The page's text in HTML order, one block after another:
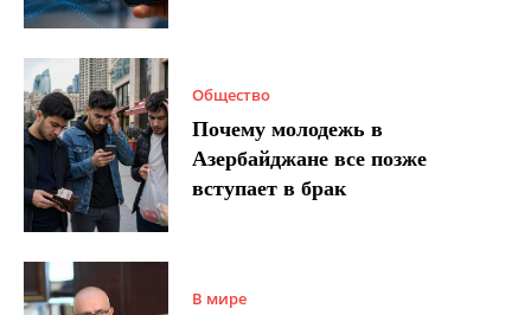
Общество
Почему молодежь в
Азербайджане все позже
вступает в брак
В мире